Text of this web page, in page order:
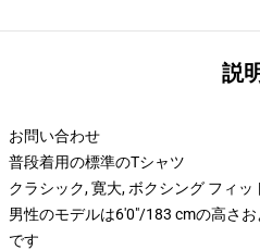
説
お問い合わせ
普段着用の標準のTシャツ
クラシック, 寛大, ボクシング フィッ
男性のモデルは6'0"/183 cmの高さ
です